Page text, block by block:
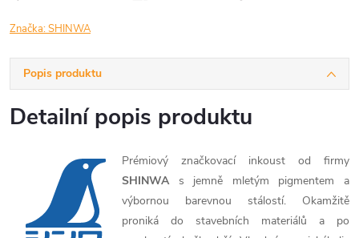
Značka:SHINWA
Popis produktu
Detailní popis produktu
Prémiový značkovací inkoust od firmy
SHINWA s jemně mletým pigmentem a
výbornou barevnou stálostí. Okamžitě
proniká do stavebních materiálů a po